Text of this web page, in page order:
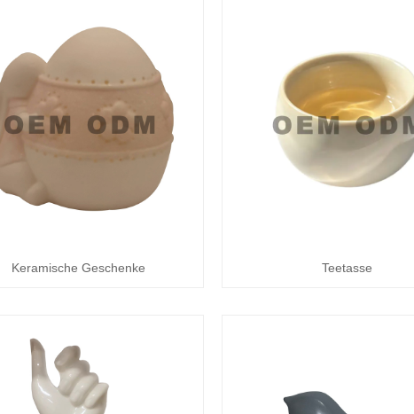
Keramische Geschenke Teetasse